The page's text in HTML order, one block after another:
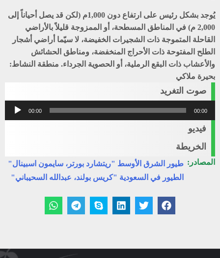
يُوجد بشكل رئيس على ارتفاع دون 1,000م (لكن قد يصل أحياناً إلى
2,000 م) في المناطق المسطحة، أو الممزوجة قليلاً بالأراضي
القاحلة المتموجة ذات الشجيرات الخفيضة، لا سيّما أراضي أشجار
الطلح المفتوحة ذات الأحراج المنخفضة، ومناطق الحشائش
والأعشاب ذات البقع الرملية، أو الحصوية الجرداء. منطقة النشاط:
بحيرة ملاكي
صوت التغريد
مشغل
الصوت
00:00 00:00
فيديو
الخريطة
المصادر: طيور الشرق الأوسط "ريتشارد بورتر، سايمون اسبينال"
الطيور في السعودية "كريس بولند، عبدالله السحيباني"